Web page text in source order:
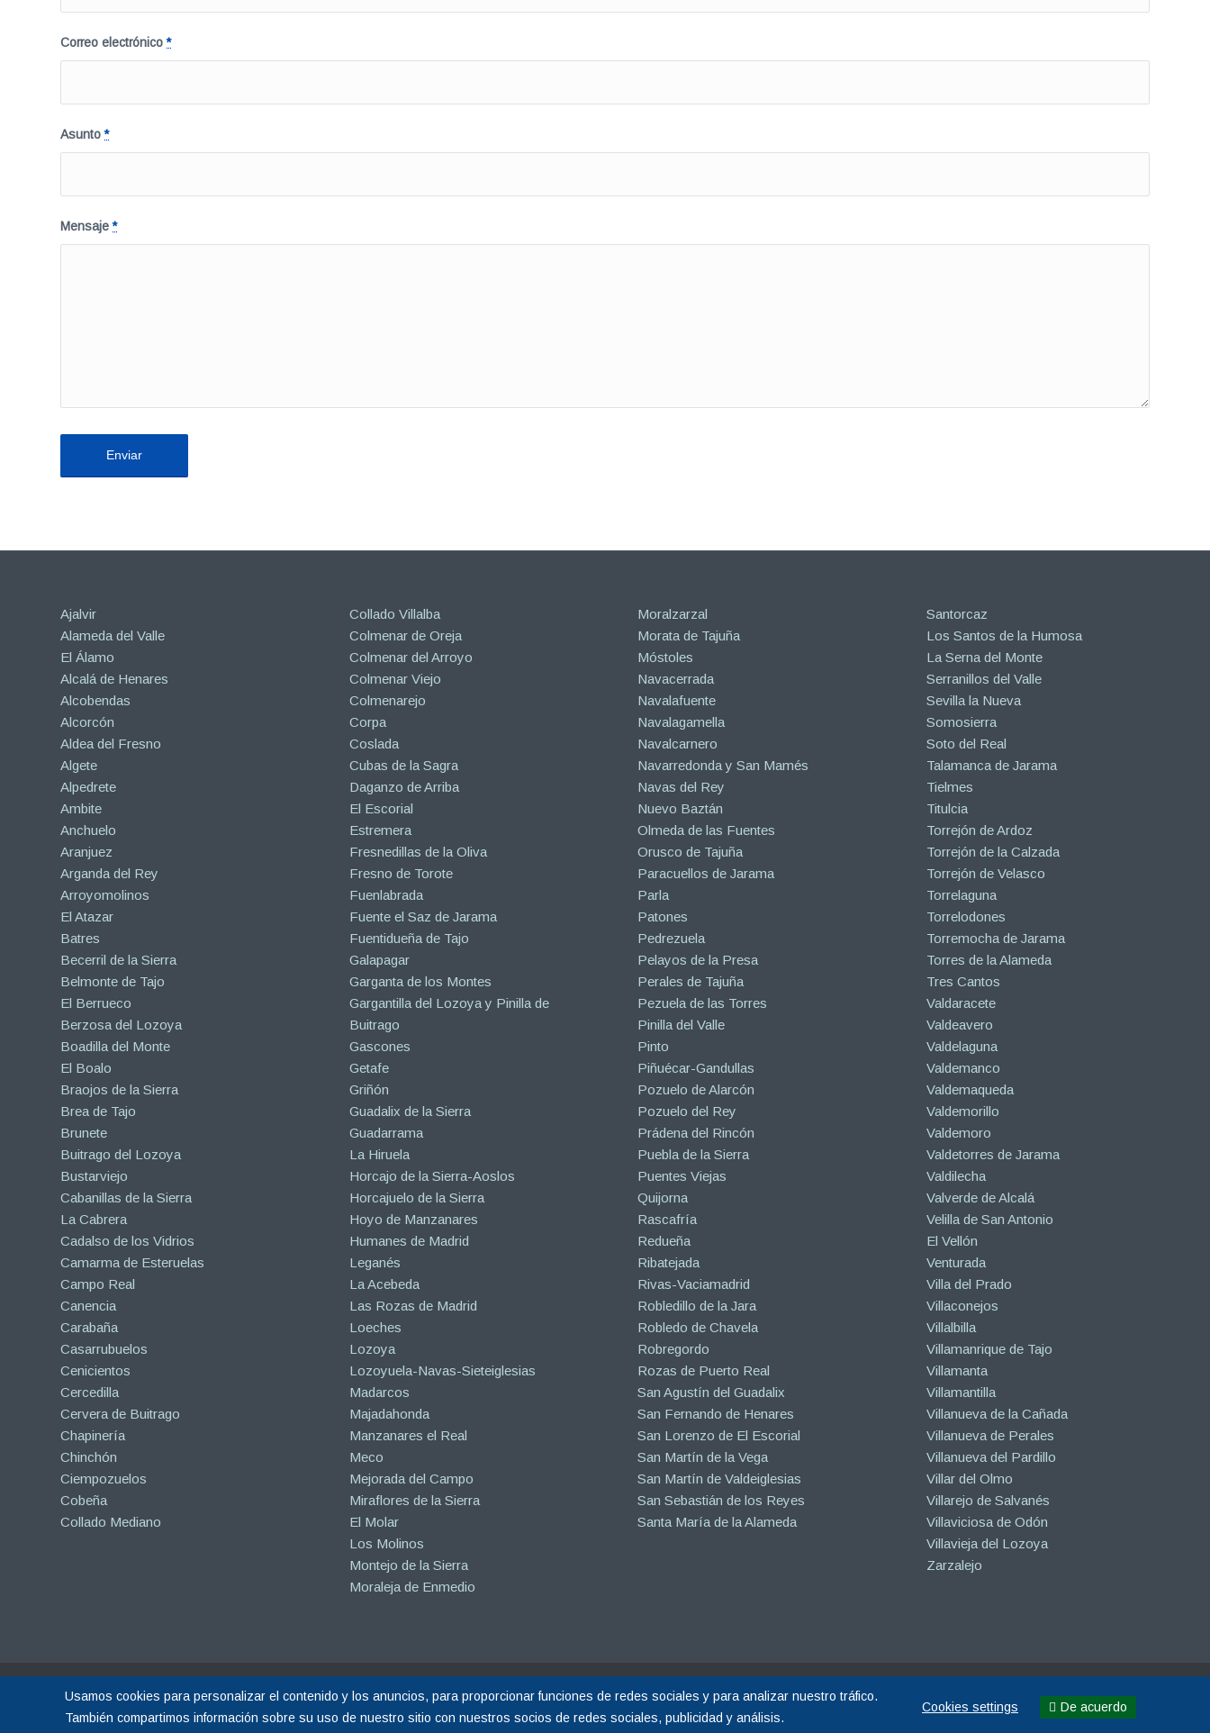
Correo electrónico*
Asunto*
Mensaje*
Ajalvir
Alameda del Valle
El Álamo
Alcalá de Henares
Alcobendas
Alcorcón
Aldea del Fresno
Algete
Alpedrete
Ambite
Anchuelo
Aranjuez
Arganda del Rey
Arroyomolinos
El Atazar
Batres
Becerril de la Sierra
Belmonte de Tajo
El Berrueco
Berzosa del Lozoya
Boadilla del Monte
El Boalo
Braojos de la Sierra
Brea de Tajo
Brunete
Buitrago del Lozoya
Bustarviejo
Cabanillas de la Sierra
La Cabrera
Cadalso de los Vidrios
Camarma de Esteruelas
Campo Real
Canencia
Carabaña
Casarrubuelos
Cenicientos
Cercedilla
Cervera de Buitrago
Chapinería
Chinchón
Ciempozuelos
Cobeña
Collado Mediano
Collado Villalba
Colmenar de Oreja
Colmenar del Arroyo
Colmenar Viejo
Colmenarejo
Corpa
Coslada
Cubas de la Sagra
Daganzo de Arriba
El Escorial
Estremera
Fresnedillas de la Oliva
Fresno de Torote
Fuenlabrada
Fuente el Saz de Jarama
Fuentidueña de Tajo
Galapagar
Garganta de los Montes
Gargantilla del Lozoya y Pinilla de
Buitrago
Gascones
Getafe
Griñón
Guadalix de la Sierra
Guadarrama
La Hiruela
Horcajo de la Sierra-Aoslos
Horcajuelo de la Sierra
Hoyo de Manzanares
Humanes de Madrid
Leganés
La Acebeda
Las Rozas de Madrid
Loeches
Lozoya
Lozoyuela-Navas-Sieteiglesias
Madarcos
Majadahonda
Manzanares el Real
Meco
Mejorada del Campo
Miraflores de la Sierra
El Molar
Los Molinos
Montejo de la Sierra
Moraleja de Enmedio
Moralzarzal
Morata de Tajuña
Móstoles
Navacerrada
Navalafuente
Navalagamella
Navalcarnero
Navarredonda y San Mamés
Navas del Rey
Nuevo Baztán
Olmeda de las Fuentes
Orusco de Tajuña
Paracuellos de Jarama
Parla
Patones
Pedrezuela
Pelayos de la Presa
Perales de Tajuña
Pezuela de las Torres
Pinilla del Valle
Pinto
Piñuécar-Gandullas
Pozuelo de Alarcón
Pozuelo del Rey
Prádena del Rincón
Puebla de la Sierra
Puentes Viejas
Quijorna
Rascafría
Redueña
Ribatejada
Rivas-Vaciamadrid
Robledillo de la Jara
Robledo de Chavela
Robregordo
Rozas de Puerto Real
San Agustín del Guadalix
San Fernando de Henares
San Lorenzo de El Escorial
San Martín de la Vega
San Martín de Valdeiglesias
San Sebastián de los Reyes
Santa María de la Alameda
Santorcaz
Los Santos de la Humosa
La Serna del Monte
Serranillos del Valle
Sevilla la Nueva
Somosierra
Soto del Real
Talamanca de Jarama
Tielmes
Titulcia
Torrejón de Ardoz
Torrejón de la Calzada
Torrejón de Velasco
Torrelaguna
Torrelodones
Torremocha de Jarama
Torres de la Alameda
Tres Cantos
Valdaracete
Valdeavero
Valdelaguna
Valdemanco
Valdemaqueda
Valdemorillo
Valdemoro
Valdetorres de Jarama
Valdilecha
Valverde de Alcalá
Velilla de San Antonio
El Vellón
Venturada
Villa del Prado
Villaconejos
Villalbilla
Villamanrique de Tajo
Villamanta
Villamantilla
Villanueva de la Cañada
Villanueva de Perales
Villanueva del Pardillo
Villar del Olmo
Villarejo de Salvanés
Villaviciosa de Odón
Villavieja del Lozoya
Zarzalejo
Usamos cookies para personalizar el contenido y los anuncios, para proporcionar funciones de redes sociales y para analizar nuestro tráfico.
También compartimos información sobre su uso de nuestro sitio con nuestros socios de redes sociales, publicidad y análisis.
Cookies settings De acuerdo
Cookies settings